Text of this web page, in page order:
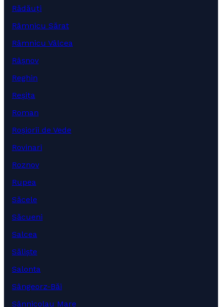
Rădăuți
Râmnicu Sărat
Râmnicu Vâlcea
Râșnov
Reghin
Reșița
Roman
Roșiorii de Vede
Rovinari
Roznov
Rupea
Săcele
Săcueni
Salcea
Săliște
Salonta
Sângeorz-Băi
Sânnicolau Mare